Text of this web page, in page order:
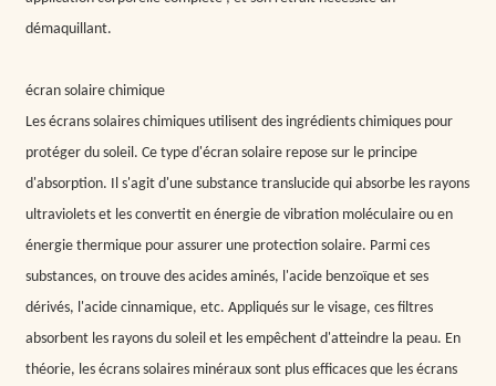
démaquillant.
écran solaire chimique
Les écrans solaires chimiques utilisent des ingrédients chimiques pour
protéger du soleil. Ce type d'écran solaire repose sur le principe
d'absorption. Il s'agit d'une substance translucide qui absorbe les rayons
ultraviolets et les convertit en énergie de vibration moléculaire ou en
énergie thermique pour assurer une protection solaire. Parmi ces
substances, on trouve des acides aminés, l'acide benzoïque et ses
dérivés, l'acide cinnamique, etc. Appliqués sur le visage, ces filtres
absorbent les rayons du soleil et les empêchent d'atteindre la peau. En
théorie, les écrans solaires minéraux sont plus efficaces que les écrans